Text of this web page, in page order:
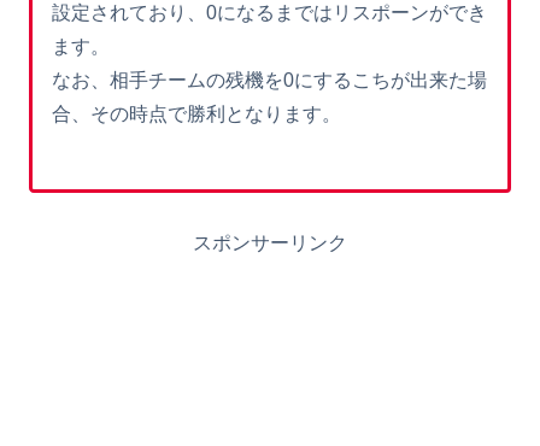
設定されており、0になるまではリスポーンができ
ます。
なお、相手チームの残機を0にするこちが出来た場
合、その時点で勝利となります。
スポンサーリンク